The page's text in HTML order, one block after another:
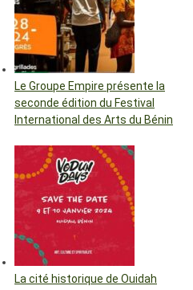
Le Groupe Empire présente la
seconde édition du Festival
International des Arts du Bénin
La cité historique de Ouidah